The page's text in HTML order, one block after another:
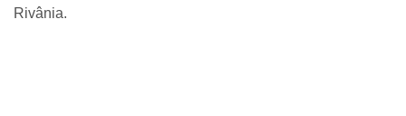
Rivânia.